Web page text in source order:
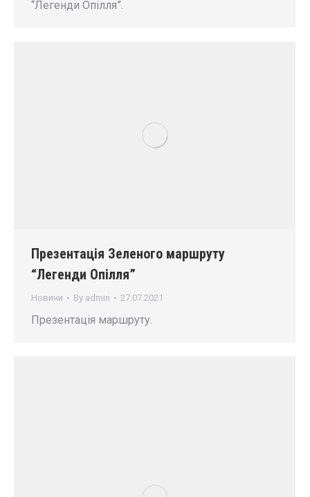
“Легенди Опілля”.
Презентація Зеленого маршруту
“Легенди Опілля”
Новини By admin 27.07.2021
Презентація маршруту.